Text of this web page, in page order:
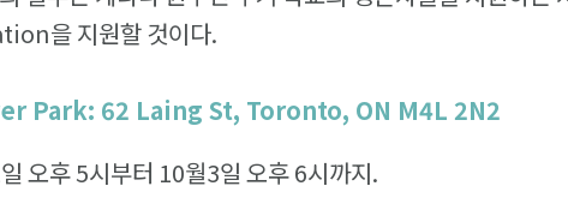
을 지원할 것이다.
Park: 62 Laing St, Toronto, ON M4L 2N2
오후 5시부터 10월3일 오후 6시까지.